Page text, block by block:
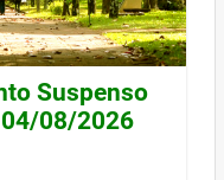
Suspenso
08/2026